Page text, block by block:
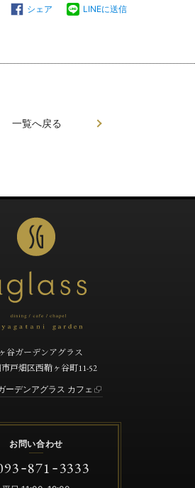
シェア LINEに送信
一覧へ戻る
谷ガーデンアグラス
戸畑区西鞘ヶ谷町11-52
ーデンアグラス カフェ
お問い合わせ
-871 -3333